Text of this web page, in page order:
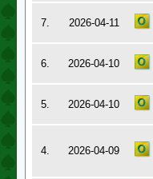
7. 2026-04-11
6. 2026-04-10
5. 2026-04-10
4. 2026-04-09